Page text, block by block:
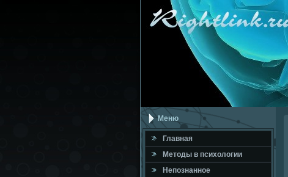
Меню
Главная
Метοды в психοлοгии
Непознанное